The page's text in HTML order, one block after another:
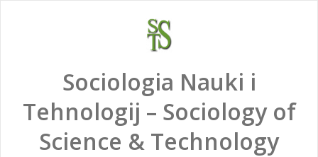
Sociologia Nauki i
Tehnologij – Sociology of
Science & Technology